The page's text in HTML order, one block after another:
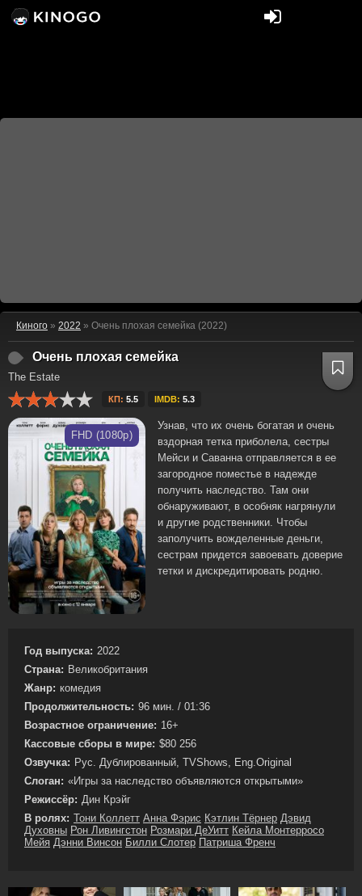
Киного » 2022 » Очень плохая семейка (2022)
Очень плохая семейка
The Estate
КП: 5.5 IMDB: 5.3
FHD (1080p)
Узнав, что их очень богатая и очень
вздорная тетка приболела, сестры
Мейси и Саванна отправляется в ее
загородное поместье в надежде
получить наследство. Там они
обнаруживают, в особняк нагрянули
и другие родственники. Чтобы
заполучить вожделенные деньги,
сестрам придется завоевать доверие
тетки и дискредитировать родню.
Год выпуска: 2022
Страна: Великобритания
Жанр: комедия
Продолжительность: 96 мин. / 01:36
Возрастное ограничение: 16+
Кассовые сборы в мире: $80 256
Озвучка: Рус. Дублированный, TVShows, Eng.Original
Слоган: «Игры за наследство объявляются открытыми»
Режиссёр: Дин Крэйг
В ролях: Тони Коллетт Анна Фэрис Кэтлин Тёрнер Дэвид
Духовны Рон Ливингстон Розмари ДеУитт Кейла Монтерросо
Мейя Дэнни Винсон Билли Слотер Патриша Френч